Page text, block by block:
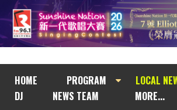
HOME PROGRAM LOCAL
DJ
NEWS TEAM MORE...